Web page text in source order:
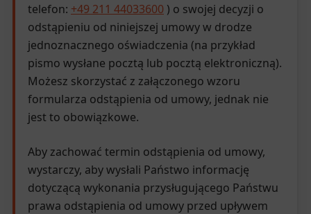
telefon: +49 211 44033600 ) o swojej decyzji o
odstąpieniu od niniejszej umowy w drodze
jednoznacznego oświadczenia (na przykład
pismo wysłane pocztą lub pocztą elektroniczną).
Możesz skorzystać z załączonego wzoru
formularza odstąpienia od umowy, jednak nie
jest to obowiązkowe.
Aby zachować termin odstąpienia od umowy,
wystarczy, aby wysłali Państwo informację
dotyczącą wykonania przysługującego Państwu
prawa odstąpienia od umowy przed upływem